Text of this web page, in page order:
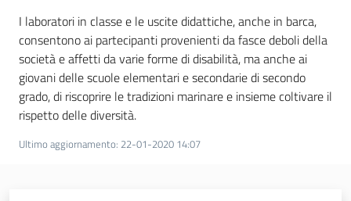
Per i cittadini
I laboratori in classe e le uscite didattiche, anche in barca,
consentono ai partecipanti provenienti da fasce deboli della
società e affetti da varie forme di disabilità, ma anche ai
giovani delle scuole elementari e secondarie di secondo
grado, di riscoprire le tradizioni marinare e insieme coltivare il
rispetto delle diversità.
Ultimo aggiornamento: 22-01-2020 14:07